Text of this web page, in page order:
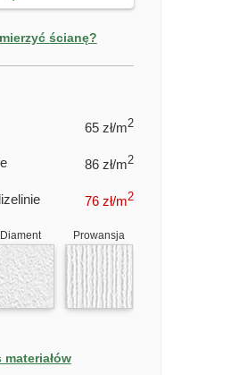
ścianę?
FOTOTAPETY PRZYTULNY
65 zł/m2
86 zł/m2
76zł/m2
Diament Prowansja